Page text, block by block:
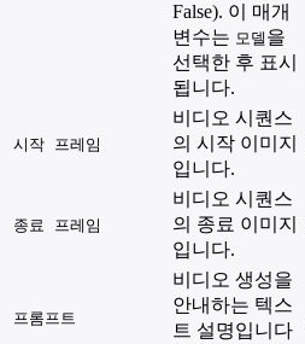
False). 이 매개
변수는 모델 을
선택한 후 표시
됩니다.
시작 프레임
비디오 시퀀스
의 시작 이미지
입니다.
종료 프레임
비디오 시퀀스
의 종료 이미지
입니다.
프롬프트
비디오 생성을
안내하는 텍스
트 설명입니다